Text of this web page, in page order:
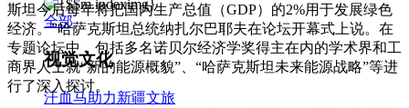
全部
视觉文化
汗血马助力新疆文旅
斯坦今后每年将把国内生产总值（GDP）的2%用于发展绿色
经济。”哈萨克斯坦总统纳扎尔巴耶夫在论坛开幕式上说。在
专题论坛中，包括多名诺贝尔经济学奖得主在内的学术界和工
商界人士就“新的能源概貌”、“哈萨克斯坦未来能源战略”等进
行了深入探讨。